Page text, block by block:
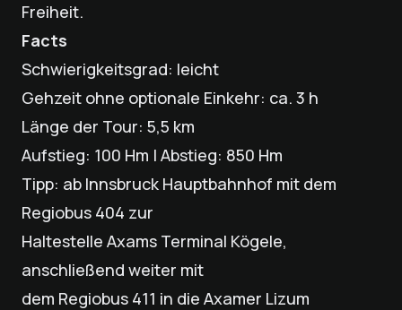
Freiheit.
Facts
Schwierigkeitsgrad: leicht
Gehzeit ohne optionale Einkehr: ca. 3 h
Länge der Tour: 5,5 km
Aufstieg: 100 Hm | Abstieg: 850 Hm
Tipp: ab Innsbruck Hauptbahnhof mit dem
Regiobus 404 zur
Haltestelle Axams Terminal Kögele,
anschließend weiter mit
dem Regiobus 411 in die Axamer Lizum